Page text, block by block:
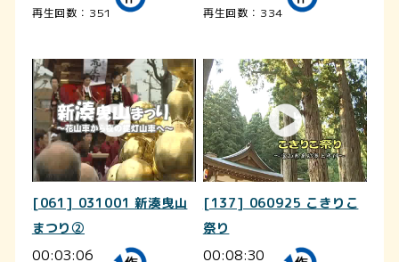
再生回数：351 再生回数：334
[061] 031001 新湊曳山
まつり②
00:03:06
[137] 060925 こきりこ
祭り
00:08:30